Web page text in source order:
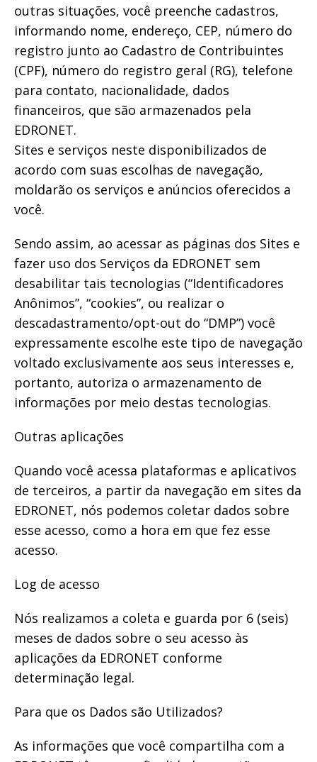
outras situações, você preenche cadastros,
informando nome, endereço, CEP, número do
registro junto ao Cadastro de Contribuintes
(CPF), número do registro geral (RG), telefone
para contato, nacionalidade, dados
financeiros, que são armazenados pela
EDRONET.
Sites e serviços neste disponibilizados de
acordo com suas escolhas de navegação,
moldarão os serviços e anúncios oferecidos a
você.
Sendo assim, ao acessar as páginas dos Sites e
fazer uso dos Serviços da EDRONET sem
desabilitar tais tecnologias (“Identificadores
Anônimos”, “cookies”, ou realizar o
descadastramento/opt-out do “DMP”) você
expressamente escolhe este tipo de navegação
voltado exclusivamente aos seus interesses e,
portanto, autoriza o armazenamento de
informações por meio destas tecnologias.
Outras aplicações
Quando você acessa plataformas e aplicativos
de terceiros, a partir da navegação em sites da
EDRONET, nós podemos coletar dados sobre
esse acesso, como a hora em que fez esse
acesso.
Log de acesso
Nós realizamos a coleta e guarda por 6 (seis)
meses de dados sobre o seu acesso às
aplicações da EDRONET conforme
determinação legal.
Para que os Dados são Utilizados?
As informações que você compartilha com a